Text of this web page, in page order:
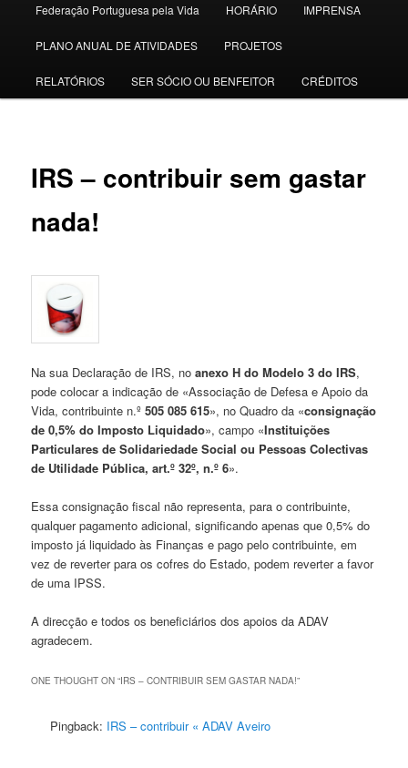
Federação Portuguesa pela Vida HORÁRIO IMPRENSA
PLANO ANUAL DE ATIVIDADES PROJETOS
RELATÓRIOS SER SÓCIO OU BENFEITOR CRÉDITOS
IRS – contribuir sem gastar
nada!
Na sua Declaração de IRS, noanexo H do Modelo 3 do IRS,
pode colocar a indicação de «Associação de Defesa e Apoio da
Vida, contribuinte n.º505 085 615», no Quadro da «consignação
de 0,5% do Imposto Liquidado», campo «Instituições
Particulares de Solidariedade Social ou Pessoas Colectivas
de Utilidade Pública, art.º 32º, n.º 6».
Essa consignação fiscal não representa, para o contribuinte,
qualquer pagamento adicional, significando apenas que 0,5% do
imposto já liquidado às Finanças e pago pelo contribuinte, em
vez de reverter para os cofres do Estado, podem reverter a favor
de uma IPSS.
A direcção e todos os beneficiários dos apoios da ADAV
agradecem.
ONE THOUGHT ON “IRS – CONTRIBUIR SEM GASTAR NADA!”
Pingback: IRS – contribuir « ADAV Aveiro